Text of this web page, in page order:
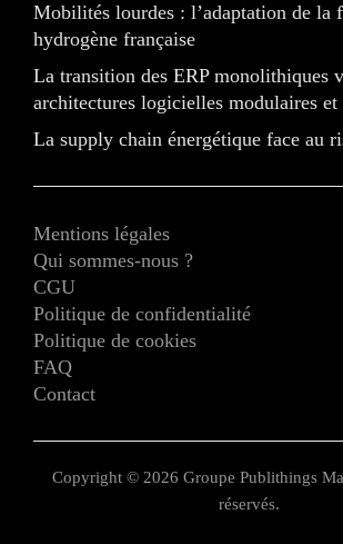
Mobilités lourdes : l’adaptation de la
hydrogène française
La transition des ERP monolithiques
architectures logicielles modulaires et
La supply chain énergétique face au
Mentions légales
Qui sommes-nous ?
CGU
Politique de confidentialité
Politique de cookies
FAQ
Contact
Copyright © 2026 Groupe Publithings
réservés.